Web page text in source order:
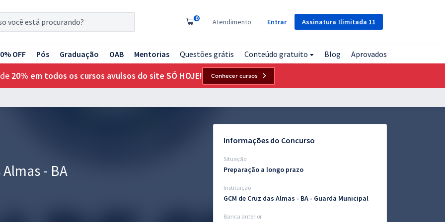
Assinatura Ilimitada 11
0 Atendimento Entrar
OFF Pós Graduação OAB Mentorias Questões grátis Conteúdo gratuito Blog Aprovados
20% em todos os cursos avulsos do site SÓ HOJE! Conhecer cursos
- BA
Informações do Concurso
Situação
Preparação a longo prazo
Instituição
GCM de Cruz das Almas - BA - Guarda Municipal
Banca anterior